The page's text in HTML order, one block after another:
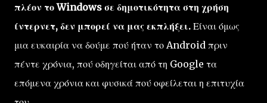
πλέον το Windows σε δημοτικότητα στη χρήση
ίντερνετ, δεν μπορεί να μας εκπλήξει. Είναι όμως
μια ευκαιρία να δούμε πού ήταν το Android πριν
πέντε χρόνια, πού οδηγείται από τη Google τα
επόμενα χρόνια και φυσικά πού οφείλεται η επιτυχία